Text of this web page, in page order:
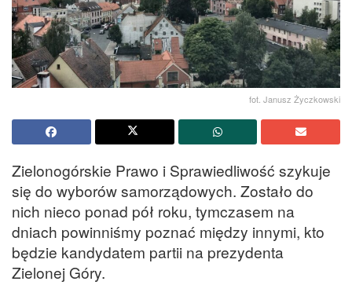
fot. Janusz Życzkowski
Zielonogórskie Prawo i Sprawiedliwość szykuje
się do wyborów samorządowych. Zostało do
nich nieco ponad pół roku, tymczasem na
dniach powinniśmy poznać między innymi, kto
będzie kandydatem partii na prezydenta
Zielonej Góry.